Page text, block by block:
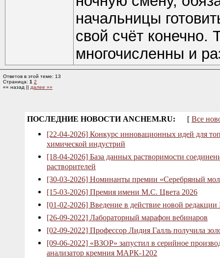
начальницы
свой счёт конечно.
многочисленны и
Ответов в этой теме: 13
Страница: 1 2
«« назад || далее »»
ПОСЛЕДНИЕ НОВОСТИ ANCHEM.RU: [ Все
[22-04-2026] Конкурс инновационных идей для
химической индустрий
[18-04-2026] База данных растворимости
растворителей
[30-03-2026] Номинанты премии «Серебряный
[15-03-2026] Премия имени М.С. Цвета 2026
[01-02-2026] Введение в действие новой
[26-09-2022] Лабораторный марафон вебинаров
[02-09-2022] Профессор Лидия Галль получила
[09-06-2022] «ВЗОР» запустил в серийное
анализатор кремния МАРК-1202